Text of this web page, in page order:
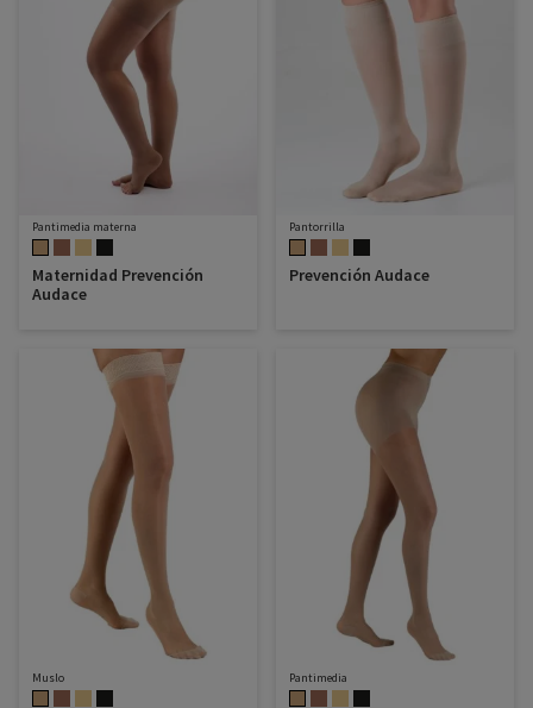
Pantimedia materna
Maternidad Prevención
Audace
Pantorrilla
Prevención Audace
Muslo Pantimedia